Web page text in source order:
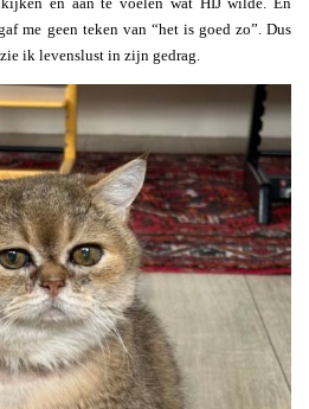
me geen teken van “het is goed zo”. Dus
ik levenslust in zijn gedrag.